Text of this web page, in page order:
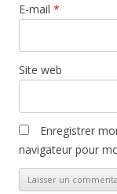
E-mail *
Site web
Enregistrer
navigateur pour